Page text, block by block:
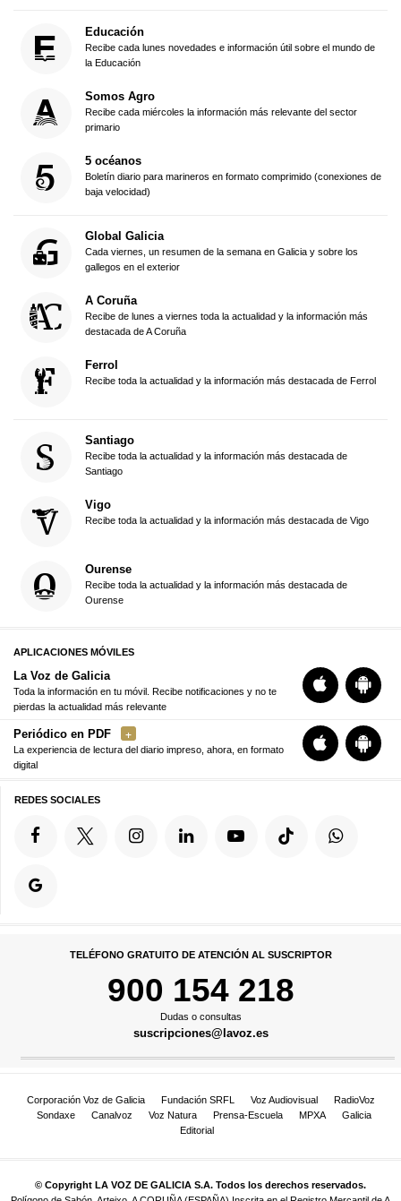
Educación
Recibe cada lunes novedades e información útil sobre el mundo de
la Educación
Somos Agro
Recibe cada miércoles la información más relevante del sector
primario
5 océanos
Boletín diario para marineros en formato comprimido (conexiones de
baja velocidad)
Global Galicia
Cada viernes, un resumen de la semana en Galicia y sobre los
gallegos en el exterior
A Coruña
Recibe de lunes a viernes toda la actualidad y la información más
destacada de A Coruña
Ferrol
Recibe toda la actualidad y la información más destacada de Ferrol
Santiago
Recibe toda la actualidad y la información más destacada de
Santiago
Vigo
Recibe toda la actualidad y la información más destacada de Vigo
Ourense
Recibe toda la actualidad y la información más destacada de
Ourense
APLICACIONES MÓVILES
La Voz de Galicia
Toda la información en tu móvil. Recibe notificaciones y no te
pierdas la actualidad más relevante
Periódico en PDF
La experiencia de lectura del diario impreso, ahora, en formato
digital
REDES SOCIALES
TELÉFONO GRATUITO DE ATENCIÓN AL SUSCRIPTOR
900 154 218
Dudas o consultas
suscripciones@lavoz.es
Corporación Voz de Galicia Fundación SRFL Voz Audiovisual
RadioVoz
Sondaxe
Canalvoz Voz Natura Prensa-Escuela MPXA
Galicia
Editorial
© Copyright LA VOZ DE GALICIA S.A. Todos los derechos reservados.